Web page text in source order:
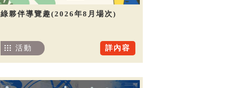
綠夥伴導覽趣(2026年8月場次)
詳內容
活動